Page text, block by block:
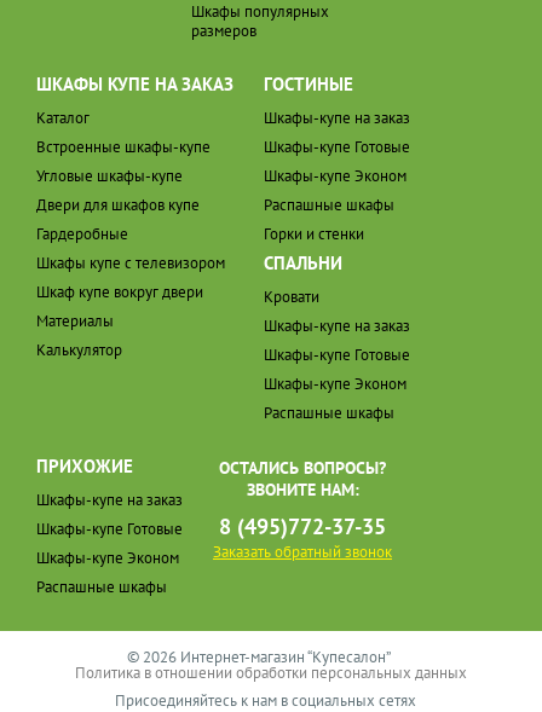
Шкафы популярных
размеров
ШКАФЫ КУПЕ НА ЗАКАЗ
Каталог
Встроенные шкафы-купе
Угловые шкафы-купе
Двери для шкафов купе
Гардеробные
Шкафы купе с телевизором
Шкаф купе вокруг двери
Материалы
Калькулятор
ГОСТИНЫЕ
Шкафы-купе на заказ
Шкафы-купе Готовые
Шкафы-купе Эконом
Распашные шкафы
Горки и стенки
СПАЛЬНИ
Кровати
Шкафы-купе на заказ
Шкафы-купе Готовые
Шкафы-купе Эконом
Распашные шкафы
ПРИХОЖИЕ
Шкафы-купе на заказ
Шкафы-купе Готовые
Шкафы-купе Эконом
Распашные шкафы
ОСТАЛИСЬ ВОПРОСЫ?
ЗВОНИТЕ НАМ:
8 (495)772-37-35
Заказать обратный звонок
© 2026 Интернет-магазин “Купесалон”
Политика в отношении обработки персональных данных
Присоединяйтесь к нам в социальных сетях